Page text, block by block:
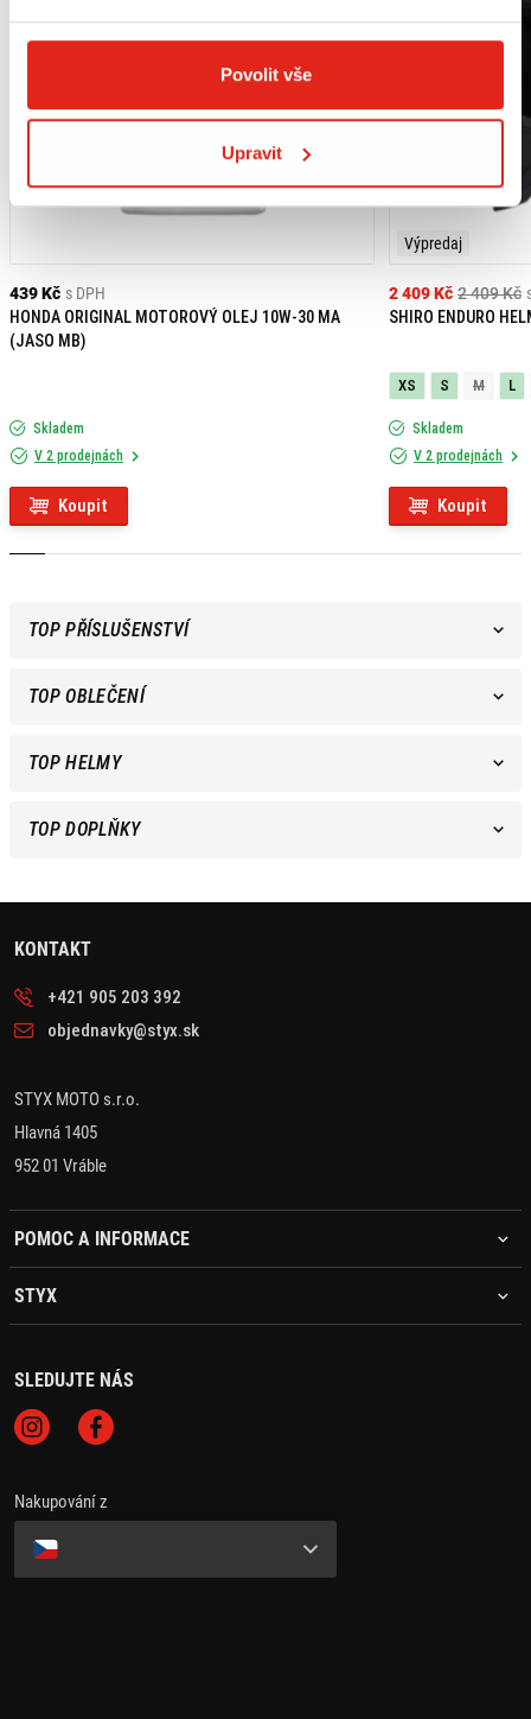
Povolit vše
Upravit
439 Kč s DPH
HONDA ORIGINAL MOTOROVÝ OLEJ 10W-30 MA
(JASO MB)
Skladem
V 2 prodejnách
Koupit
Výpredaj
2 409 Kč
2 409 Kč
SHIRO ENDURO
XS S M L
Skladem
V 2 prodejnách
Koupit
TOP PŘÍSLUŠENSTVÍ
TOP OBLEČENÍ
TOP HELMY
TOP DOPLŇKY
KONTAKT
+421 905 203 392
objednavky@styx.sk
STYX MOTO s.r.o.
Hlavná 1405
952 01 Vráble
POMOC A INFORMACE
STYX
SLEDUJTE NÁS
Nakupování z